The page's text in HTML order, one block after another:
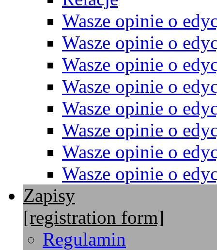
Wasze opinie o
Wasze opinie o
Wasze opinie o
Wasze opinie o
Wasze opinie o
Wasze opinie o
Wasze opinie o
Wasze opinie o
Zapisy
[registration form]
Regulamin